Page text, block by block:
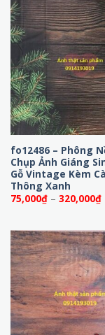
fo12486 – Phông
Chụp Ảnh Giáng
Gỗ Vintage Kèm
Thông Xanh
75,000₫ – 320,000₫